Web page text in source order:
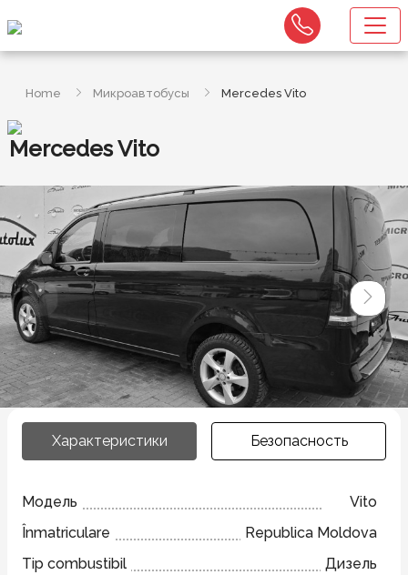
Home Микроавтобусы Mercedes Vito
Mercedes Vito
Характеристики Безопасность
Модель
Vito
Înmatriculare
Republica Moldova
Tip combustibil
Дизель